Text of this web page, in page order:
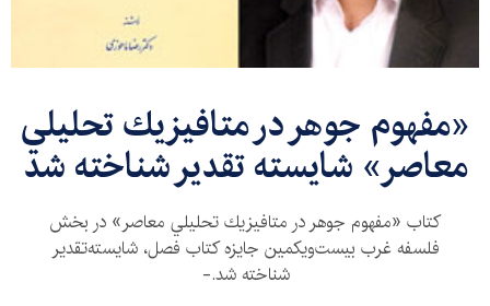
«مفهوم جوهر در متافيزيك تحليلي
معاصر» شايسته تقدير شناخته شد
كتاب «مفهوم جوهر در متافيزيك تحليلي معاصر» در بخش
فلسفه غرب بيست‌ويكمين جايزه كتاب فصل، شايسته‌تقدير
شناخته شد.-